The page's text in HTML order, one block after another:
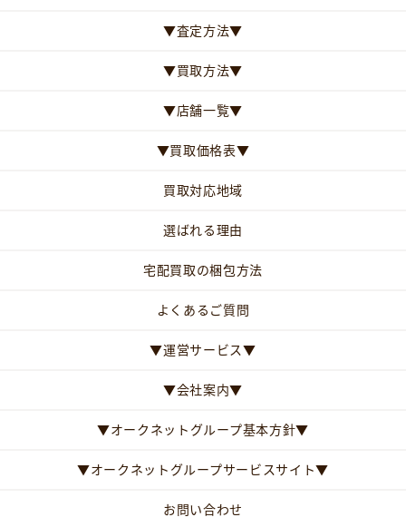
▼査定方法▼
▼買取方法▼
▼店舗一覧▼
▼買取価格表▼
買取対応地域
選ばれる理由
宅配買取の梱包方法
よくあるご質問
▼運営サービス▼
▼会社案内▼
▼オークネットグループ基本方針▼
▼オークネットグループサービスサイト▼
お問い合わせ